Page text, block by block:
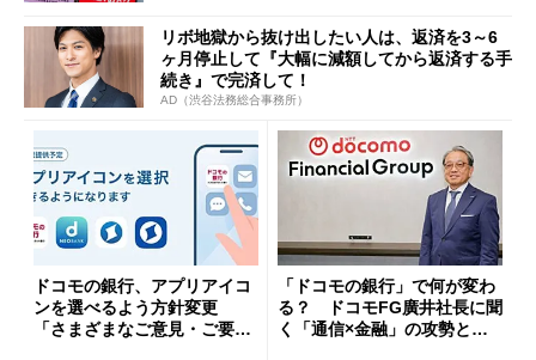
リボ地獄から抜け出したい人は、返済を3～6
ヶ月停止して『大幅に減額してから返済する手
続き』で完済して！
AD（渋谷法務総合事務所）
ドコモの銀行、アプリアイコ
ンを選べるよう方針変更
「さまざまなご意見・ご要望
「ドコモの銀行」で何が変わ
る？ ドコモFG廣井社長に聞
く「通信×金融」の攻勢とグ